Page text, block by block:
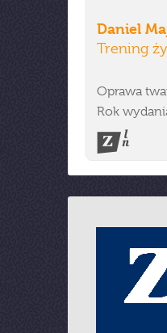
Daniel
Trening
Oprawa
Rok